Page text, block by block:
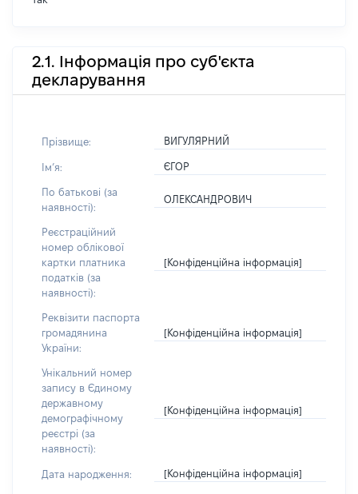
2.1. Інформація про суб'єкта
декларування
Прізвище: ВИГУЛЯРНИЙ
Імʼя: ЄГОР
По батькові (за
наявності):
ОЛЕКСАНДРОВИЧ
Реєстраційний
номер облікової
картки платника
податків (за
наявності):
[Конфіденційна інформація]
Реквізити паспорта
громадянина
України:
[Конфіденційна інформація]
Унікальний номер
запису в Єдиному
державному
демографічному
реєстрі (за
наявності):
[Конфіденційна інформація]
Дата народження: [Конфіденційна інформація]